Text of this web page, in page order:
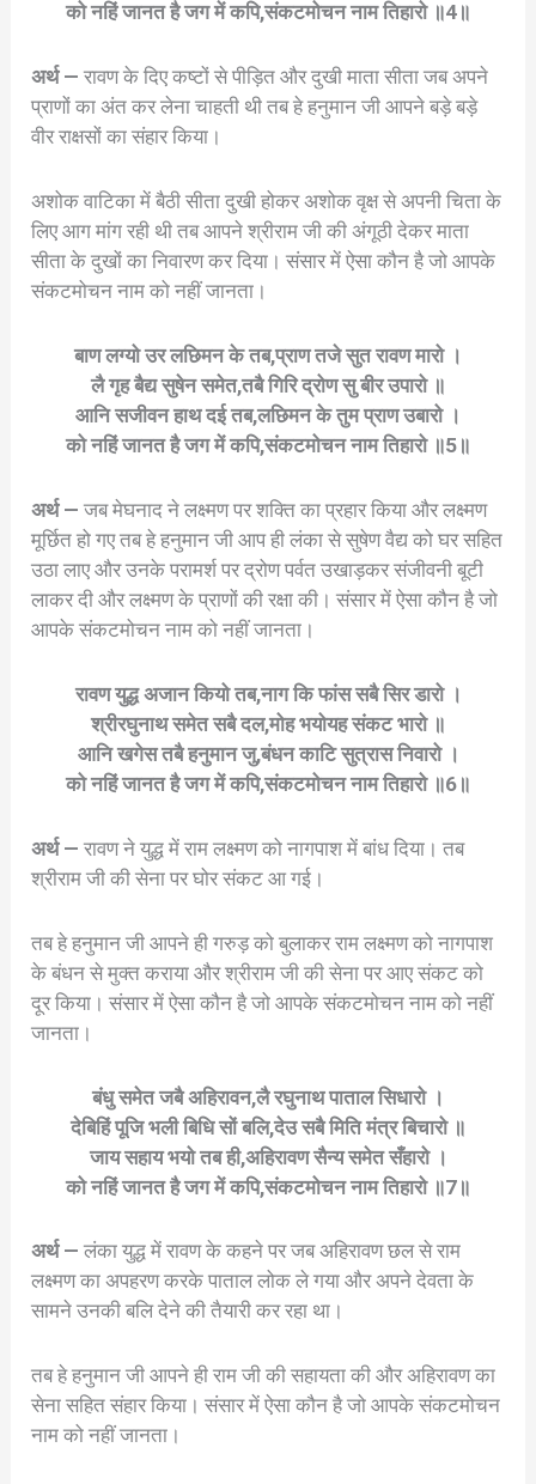
को नहिं जानत है जग में कपि,संकटमोचन नाम तिहारो ॥4॥
अर्थ — रावण के दिए कष्टों से पीड़ित और दुखी माता सीता जब अपने
प्राणों का अंत कर लेना चाहती थी तब हे हनुमान जी आपने बड़े बड़े
वीर राक्षसों का संहार किया।
अशोक वाटिका में बैठी सीता दुखी होकर अशोक वृक्ष से अपनी चिता के
लिए आग मांग रही थी तब आपने श्रीराम जी की अंगूठी देकर माता
सीता के दुखों का निवारण कर दिया। संसार में ऐसा कौन है जो आपके
संकटमोचन नाम को नहीं जानता।
बाण लग्यो उर लछिमन के तब,प्राण तजे सुत रावण मारो ।
लै गृह बैद्य सुषेन समेत,तबै गिरि द्रोण सु बीर उपारो ॥
आनि सजीवन हाथ दई तब,लछिमन के तुम प्राण उबारो ।
को नहिं जानत है जग में कपि,संकटमोचन नाम तिहारो ॥5॥
अर्थ — जब मेघनाद ने लक्ष्मण पर शक्ति का प्रहार किया और लक्ष्मण
मूर्छित हो गए तब हे हनुमान जी आप ही लंका से सुषेण वैद्य को घर सहित
उठा लाए और उनके परामर्श पर द्रोण पर्वत उखाड़कर संजीवनी बूटी
लाकर दी और लक्ष्मण के प्राणों की रक्षा की। संसार में ऐसा कौन है जो
आपके संकटमोचन नाम को नहीं जानता।
रावण युद्ध अजान कियो तब,नाग कि फांस सबै सिर डारो ।
श्रीरघुनाथ समेत सबै दल,मोह भयोयह संकट भारो ॥
आनि खगेस तबै हनुमान जु,बंधन काटि सुत्रास निवारो ।
को नहिं जानत है जग में कपि,संकटमोचन नाम तिहारो ॥6॥
अर्थ — रावण ने युद्ध में राम लक्ष्मण को नागपाश में बांध दिया। तब
श्रीराम जी की सेना पर घोर संकट आ गई।
तब हे हनुमान जी आपने ही गरुड़ को बुलाकर राम लक्ष्मण को नागपाश
के बंधन से मुक्त कराया और श्रीराम जी की सेना पर आए संकट को
दूर किया। संसार में ऐसा कौन है जो आपके संकटमोचन नाम को नहीं
जानता।
बंधु समेत जबै अहिरावन,लै रघुनाथ पाताल सिधारो ।
देबिहिं पूजि भली बिधि सों बलि,देउ सबै मिति मंत्र बिचारो ॥
जाय सहाय भयो तब ही,अहिरावण सैन्य समेत सँहारो ।
को नहिं जानत है जग में कपि,संकटमोचन नाम तिहारो ॥7॥
अर्थ — लंका युद्ध में रावण के कहने पर जब अहिरावण छल से राम
लक्ष्मण का अपहरण करके पाताल लोक ले गया और अपने देवता के
सामने उनकी बलि देने की तैयारी कर रहा था।
तब हे हनुमान जी आपने ही राम जी की सहायता की और अहिरावण का
सेना सहित संहार किया। संसार में ऐसा कौन है जो आपके संकटमोचन
नाम को नहीं जानता।